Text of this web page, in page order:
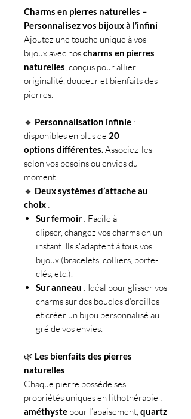
Charms en pierres naturelles –
Personnalisez vos bijoux à l’infini
Ajoutez une touche unique à vos
bijoux avec noscharms en pierres
naturelles, conçus pour allier
originalité, douceur et bienfaits des
pierres.
🔹 Personnalisation infinie :
disponibles en plus de 20
options différentes.Associez-les
selon vos besoins ou envies du
moment.
🔹 Deux systèmes d’attache au
choix :
Sur fermoir : Facile à
clipser, changez vos charms en un
instant. Ils s'adaptent à tous vos
bijoux (bracelets, colliers, porte-
clés, etc.).
Sur anneau : Idéal pour glisser vos
charms sur des boucles d’oreilles
et créer un bijou personnalisé au
gré de vos envies.
🌿 Les bienfaits des pierres
naturelles
Chaque pierre possède ses
propriétés uniques en lithothérapie :
améthyste pour l’apaisement, quartz